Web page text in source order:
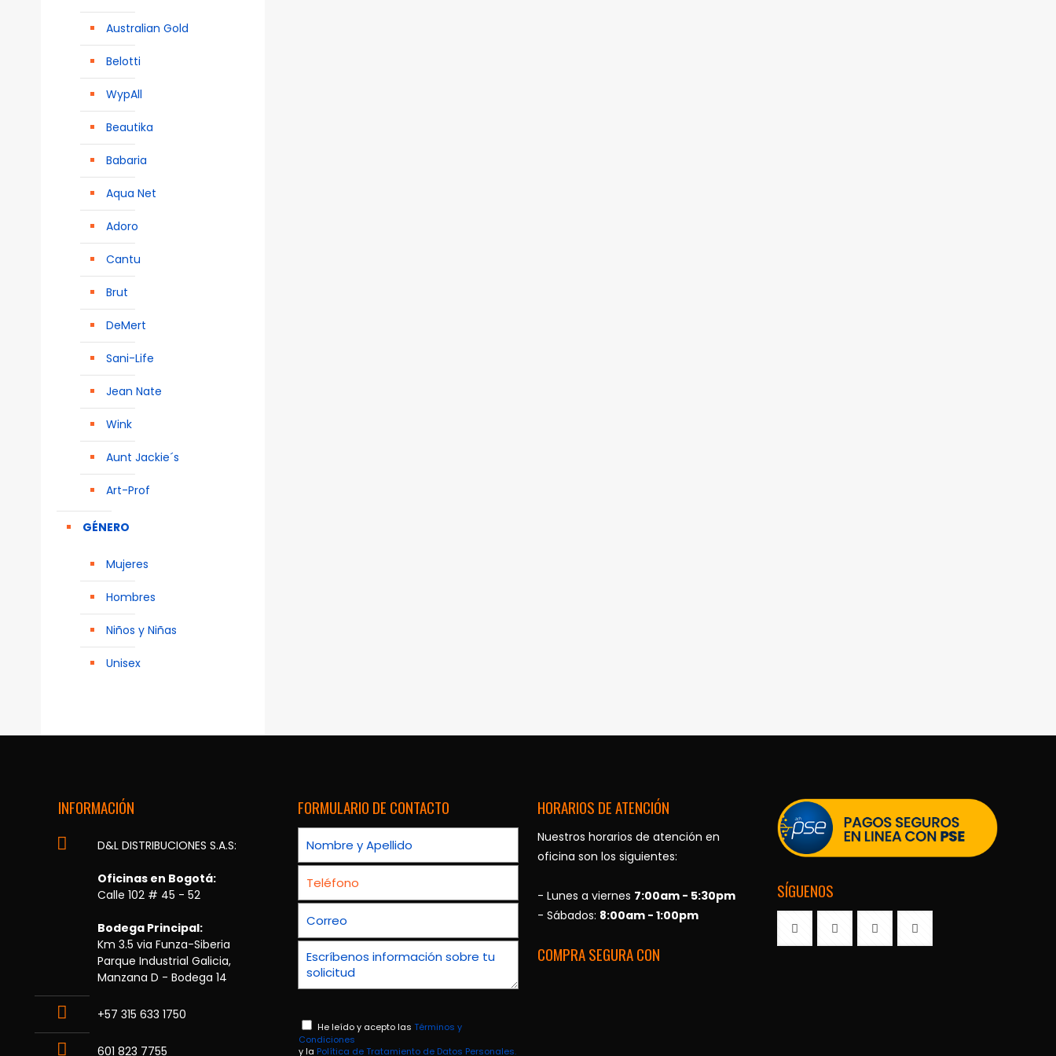
Australian Gold
Belotti
WypAll
Beautika
Babaria
Aqua Net
Adoro
Cantu
Brut
DeMert
Sani-Life
Jean Nate
Wink
Aunt Jackie´s
Art-Prof
GÉNERO
Mujeres
Hombres
Niños y Niñas
Unisex
INFORMACIÓN
D&L DISTRIBUCIONES S.A.S:
Oficinas en Bogotá:
Calle 102 # 45 - 52
Bodega Principal:
Km 3.5 via Funza-Siberia
Parque Industrial Galicia,
Manzana D - Bodega 14
+57 315 633 1750
601 823 7755
FORMULARIO DE CONTACTO
He leído y acepto las Términos y
Condiciones
y la Política de Tratamiento de Datos Personales.
HORARIOS DE ATENCIÓN
Nuestros horarios de atención en
oficina son los siguientes:
- Lunes a viernes 7:00am - 5:30pm
- Sábados: 8:00am - 1:00pm
COMPRA SEGURA CON
SÍGUENOS